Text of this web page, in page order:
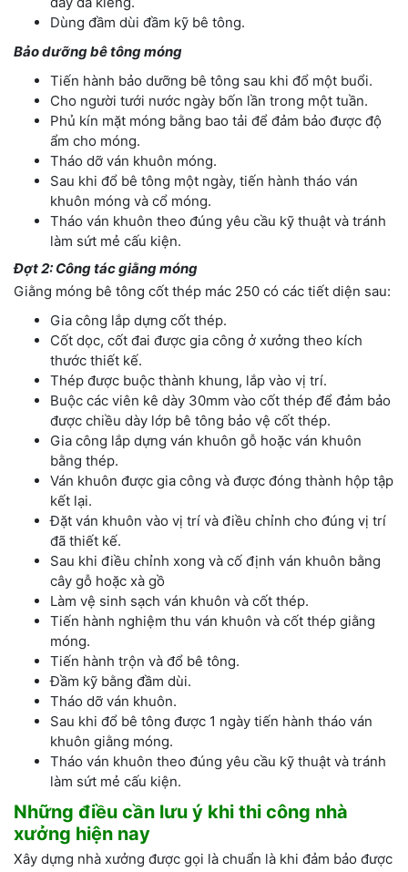
Dùng đầm dùi đầm kỹ bê tông.
Bảo dưỡng bê tông móng
Tiến hành bảo dưỡng bê tông sau khi đổ một buổi.
Cho người tưới nước ngày bốn lần trong một tuần.
Phủ kín mặt móng bằng bao tải để đảm bảo được độ
ẩm cho móng.
Tháo dỡ ván khuôn móng.
Sau khi đổ bê tông một ngày, tiến hành tháo ván
khuôn móng và cổ móng.
Tháo ván khuôn theo đúng yêu cầu kỹ thuật và tránh
làm sứt mẻ cấu kiện.
Đợt 2: Công tác giằng móng
Giằng móng bê tông cốt thép mác 250 có các tiết diện sau:
Gia công lắp dựng cốt thép.
Cốt dọc, cốt đai được gia công ở xưởng theo kích
thước thiết kế.
Thép được buộc thành khung, lắp vào vị trí.
Buộc các viên kê dày 30mm vào cốt thép để đảm bảo
được chiều dày lớp bê tông bảo vệ cốt thép.
Gia công lắp dựng ván khuôn gỗ hoặc ván khuôn
bằng thép.
Ván khuôn được gia công và được đóng thành hộp tập
kết lại.
Đặt ván khuôn vào vị trí và điều chỉnh cho đúng vị trí
đã thiết kế.
Sau khi điều chỉnh xong và cố định ván khuôn bằng
cây gỗ hoặc xà gồ
Làm vệ sinh sạch ván khuôn và cốt thép.
Tiến hành nghiệm thu ván khuôn và cốt thép giằng
móng.
Tiến hành trộn và đổ bê tông.
Đầm kỹ bằng đầm dùi.
Tháo dỡ ván khuôn.
Sau khi đổ bê tông được 1 ngày tiến hành tháo ván
khuôn giằng móng.
Tháo ván khuôn theo đúng yêu cầu kỹ thuật và tránh
làm sứt mẻ cấu kiện.
Những điều cần lưu ý khi thi công nhà
xưởng hiện nay
Xây dựng nhà xưởng được gọi là chuẩn là khi đảm bảo được